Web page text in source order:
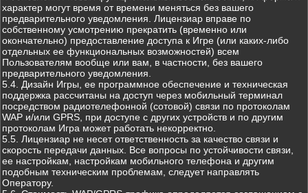
характер могут время от времени меняться без вашего
предварительного уведомления. Лицензиар вправе по
собственному усмотрению прекратить (временно или
окончательно) предоставление доступа к Игре (или каких-либо
отдельных ее функциональных возможностей) всем
Пользователям вообще или вам, в частности, без вашего
предварительного уведомления.
5.4. Дизайн Игры, ее программное обеспечение и техническая
поддержка рассчитаны на доступ через мобильный терминал
посредством радиотелефонной (сотовой) связи по протоколам
WAP и/или GPRS, при доступе с других устройств и по другим
протоколам Игра может работать некорректно.
5.5. Лицензиар не несет ответственность за качество связи и
скорость передачи данных. Все вопросы по устойчивости связи,
ее настройкам, настройкам мобильного телефона и другим
подобным техническим проблемам, следует направлять
Оператору.